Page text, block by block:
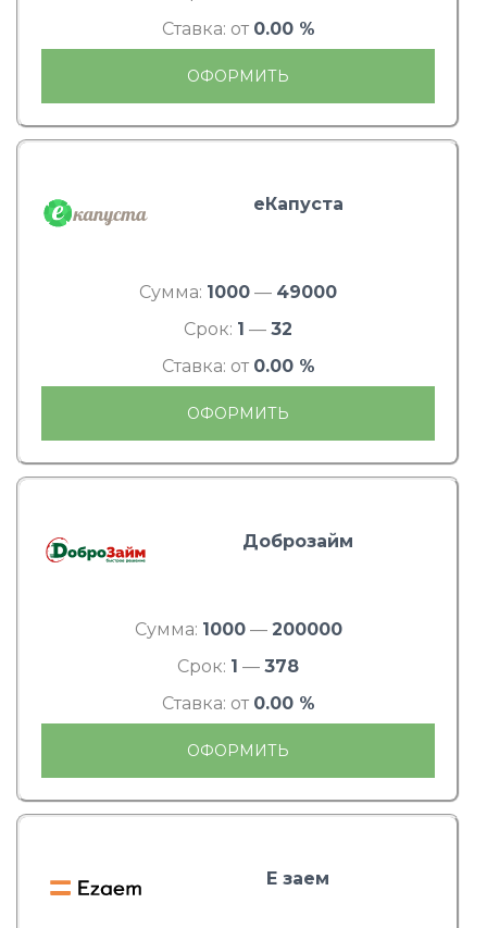
Ставка: от 0.00 %
ОФОРМИТЬ
еКапуста
Сумма: 1000 — 49000
Срок: 1 — 32
Ставка: от 0.00 %
ОФОРМИТЬ
Доброзайм
Сумма: 1000— 200000
Срок: 1 — 378
Ставка: от 0.00 %
ОФОРМИТЬ
Е заем